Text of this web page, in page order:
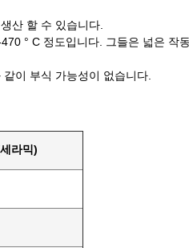
산 할 수 있습니다.
° C 정도입니다. 그들은 넓은 작
이 부식 가능성이 없습니다.
라믹)